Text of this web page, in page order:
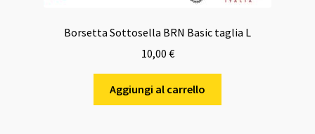
Borsetta Sottosella BRN Basic taglia L
10,00 €
Aggiungi al carrello